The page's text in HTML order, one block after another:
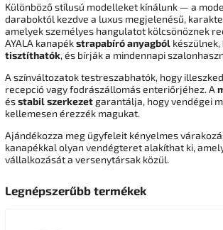
Különböző stílusú modelleket kínálunk — a
daraboktól kezdve a luxus megjelenésű,
amelyek személyes hangulatot kölcsönöznek
AYALA kanapékstrapabíró anyagból készülnek,
tisztíthatók, és bírják a mindennapi
A színváltozatok testreszabhatók, hogy
recepció vagy fodrászállomás enteriőrjéhez. A
ésstabil szerkezet garantálja, hogy vendégei
kellemesen érezzék magukat.
Ajándékozza meg ügyfeleit kényelmes
kanapékkal olyan vendégteret alakíthat ki,
vállalkozását a versenytársak közül.
Legnépszerűbb termékek